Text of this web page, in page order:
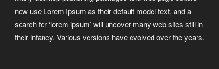
now use Lorem Ipsum as their default model text, and a
search for ‘lorem ipsum’ will uncover many web sites still in
their infancy. Various versions have evolved over the years.